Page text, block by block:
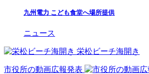
九州電力 こども食堂へ場所提供
ニュース
栄松ビーチ海開き
市役所の動画広報発表